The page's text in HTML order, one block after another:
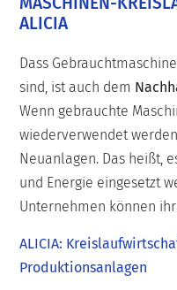
ALICIA
Dass
sind, ist auch dem
Wenn gebrauchte
wiederverwendet
Neuanlagen. Das heißt,
und Energie eingesetzt
Unternehmen können
ALICIA:
Produktionsanlagen